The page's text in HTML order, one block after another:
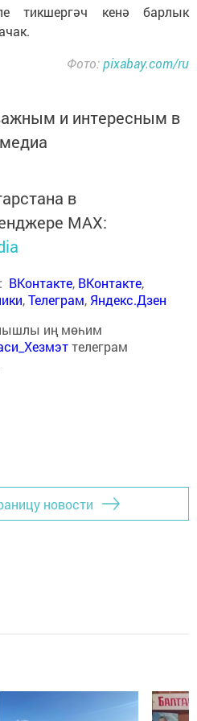
тикшергәч кенә барлык
Фото:pixabay.com/ru
и интересным в
в
MАХ:
: ВКонтакте, ВКонтакте,
,Телеграм, Яндекс.Дзен
иң мөһим
телеграм
новости